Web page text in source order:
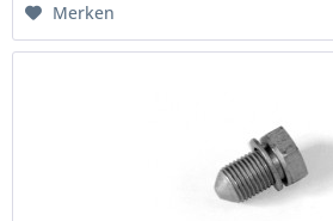
Merken